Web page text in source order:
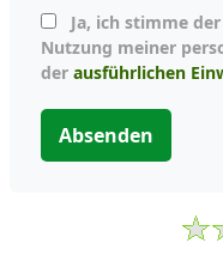
Nutzung meiner
der ausführlichen
Absenden